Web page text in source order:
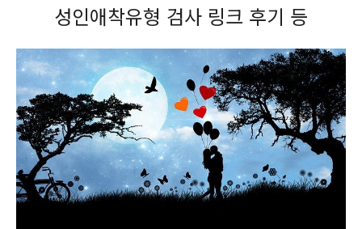
성인애착유형 검사 링크 후기 등